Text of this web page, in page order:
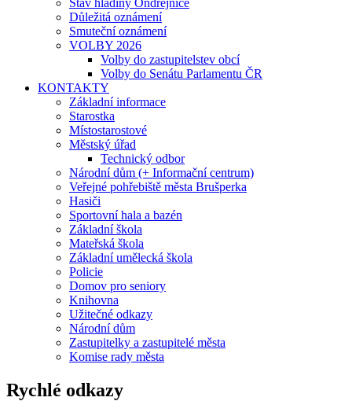
Stav hladiny Ondřejnice
Důležitá oznámení
Smuteční oznámení
VOLBY 2026
Volby do zastupitelstev obcí
Volby do Senátu Parlamentu ČR
KONTAKTY
Základní informace
Starostka
Místostarostové
Městský úřad
Technický odbor
Národní dům (+ Informační centrum)
Veřejné pohřebiště města Brušperka
Hasiči
Sportovní hala a bazén
Základní škola
Mateřská škola
Základní umělecká škola
Policie
Domov pro seniory
Knihovna
Užitečné odkazy
Národní dům
Zastupitelky a zastupitelé města
Komise rady města
Rychlé odkazy